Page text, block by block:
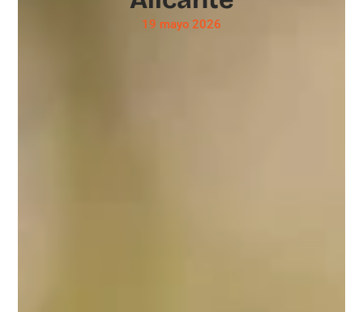
19 mayo 2026